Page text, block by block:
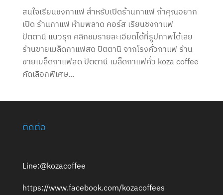
สนใจเรียนชงกาแฟ สำหรับเปิดร้านกาแฟ ถ้าคุณอยาก
เปิด ร้านกาแฟ ห้ามพลาด คอร์ส เรียนชงกาแฟ
ปัตตานี แนวรุก คลิกชมรายละเอียดได้ที่รูปภาพได้เลย
ร้านขายเมล็ดกาแฟสด ปัตตานี จากโรงคั่วกาแฟ ร้าน
ขายเมล็ดกาแฟสด ปัตตานี เมล็ดกาแฟคั่ว koza coffee
คัดเลือกพิเศษ...
ติดต่อ
Line:@kozacoffee
https://www.facebook.com/kozacoffees